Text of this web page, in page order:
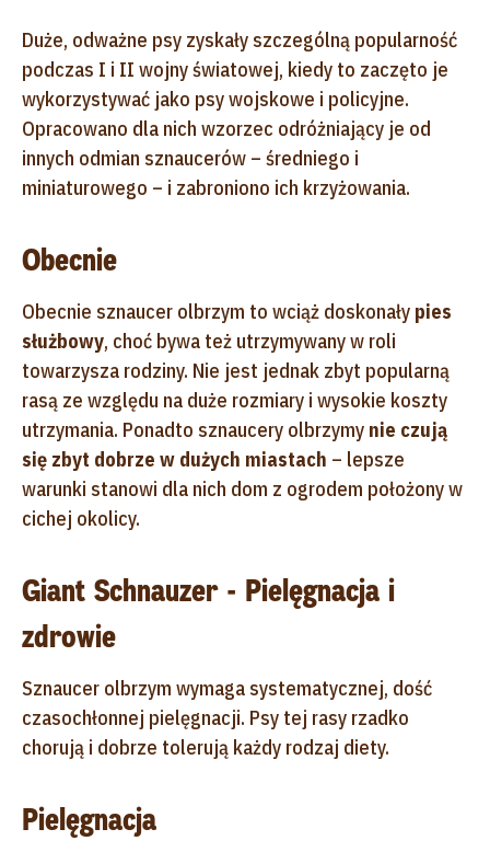
Duże, odważne psy zyskały szczególną popularność
podczas I i II wojny światowej, kiedy to zaczęto je
wykorzystywać jako psy wojskowe i policyjne.
Opracowano dla nich wzorzec odróżniający je od
innych odmian sznaucerów – średniego i
miniaturowego – i zabroniono ich krzyżowania.
Obecnie
Obecnie sznaucer olbrzym to wciąż doskonały pies
służbowy, choć bywa też utrzymywany w roli
towarzysza rodziny. Nie jest jednak zbyt popularną
rasą ze względu na duże rozmiary i wysokie koszty
utrzymania. Ponadto sznaucery olbrzymy nie czują
się zbyt dobrze w dużych miastach – lepsze
warunki stanowi dla nich dom z ogrodem położony w
cichej okolicy.
Giant Schnauzer - Pielęgnacja i
zdrowie
Sznaucer olbrzym wymaga systematycznej, dość
czasochłonnej pielęgnacji. Psy tej rasy rzadko
chorują i dobrze tolerują każdy rodzaj diety.
Pielęgnacja